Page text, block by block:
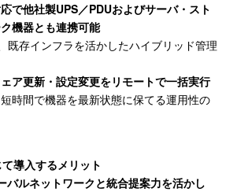
で他社製UPS／PDUおよびサーバ・スト
機器とも連携可能
既存インフラを活かしたハイブリッド管理
ア更新・設定変更をリモートで一括実行
時間で機器を最新状態に保てる運用性の
導入するメリット
バルネットワークと統合提案力を活かし